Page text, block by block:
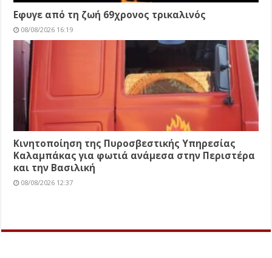
Εφυγε από τη ζωή 69χρονος τρικαλινός
08/08/2026 16:19
Κινητοποίηση της Πυροσβεστικής Υπηρεσίας
Καλαμπάκας για φωτιά ανάμεσα στην Περιστέρα
και την Βασιλική
08/08/2026 12:37